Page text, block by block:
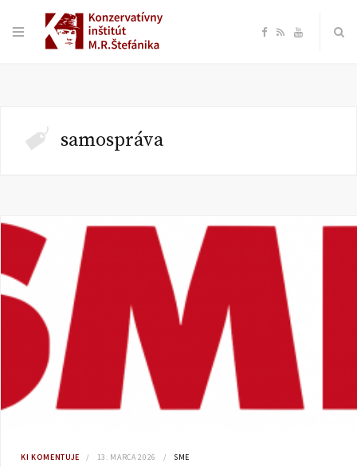
F
o
R Y
samospráva
KI KOMENTUJE 13. MARCA 2026 SME